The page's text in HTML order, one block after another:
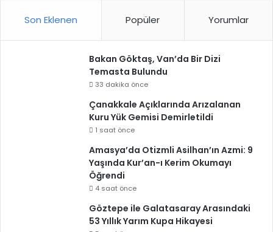
Son Eklenen Popüler Yorumlar
Bakan Göktaş, Van’da Bir Dizi
Temasta Bulundu
33 dakika önce
Çanakkale Açıklarında Arızalanan
Kuru Yük Gemisi Demirletildi
1 saat önce
Amasya’da Otizmli Asilhan’ın Azmi: 9
Yaşında Kur’an-ı Kerim Okumayı
Öğrendi
4 saat önce
Göztepe ile Galatasaray Arasındaki
53 Yıllık Yarım Kupa Hikayesi